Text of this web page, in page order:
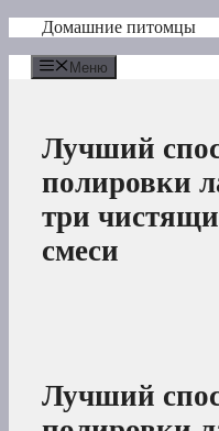
Перейти
содержимому
Домашние питомцы
Меню
Лучший
полировки
три
смеси
Лучший